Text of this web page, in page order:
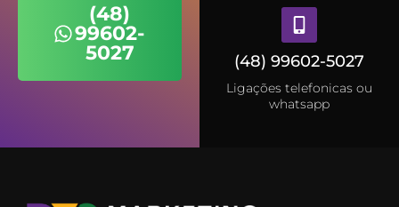
(48)
99602-
5027
(48) 99602-5027
Ligações telefonicas ou
whatsapp